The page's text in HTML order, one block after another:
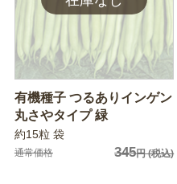
有機種子 つるありインゲン
丸さやタイプ 緑
約15粒 袋
通常価格 345円(税込)